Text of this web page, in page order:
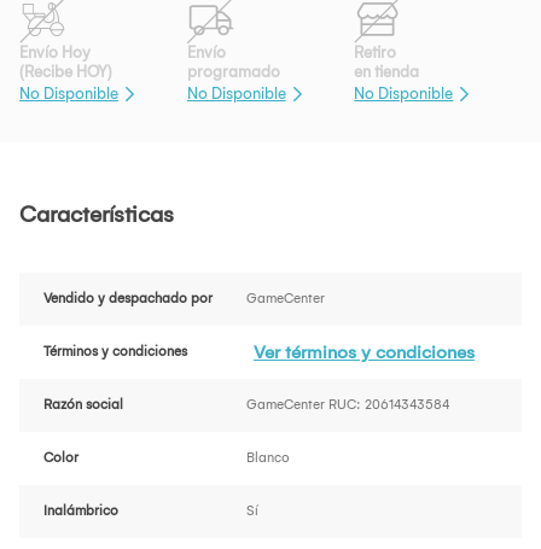
Envío Hoy
(Recibe HOY)
No Disponible
Envío
programado
No Disponible
Retiro
en tienda
No Disponible
Características
Vendido y despachado por GameCenter
Términos y condiciones Ver términos y condiciones
Razón social GameCenter RUC: 20614343584
Color Blanco
Inalámbrico Sí